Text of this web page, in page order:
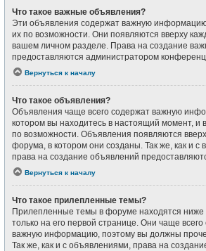
Что такое важные объявления?
Эти объявления содержат важную
их по возможности. Они появляются вверху
вашем личном разделе. Права на создание
предоставляются администратором
Вернуться к началу
Что такое объявления?
Объявления чаще всего содержат важную
котором вы находитесь в настоящий момент, и
по возможности. Объявления появляются
форума, в котором они созданы. Так же, как и
права на создание объявлений
Вернуться к началу
Что такое прилепленные темы?
Прилепленные темы в форуме находятся ниже
только на его первой странице. Они чаще
важную информацию, поэтому вы должны
Так же, как и с объявлениями, права на